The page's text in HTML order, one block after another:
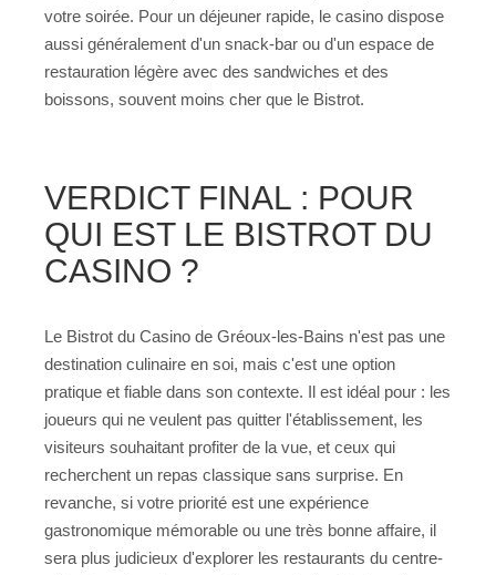
votre soirée. Pour un déjeuner rapide, le casino dispose
aussi généralement d'un snack-bar ou d'un espace de
restauration légère avec des sandwiches et des
boissons, souvent moins cher que le Bistrot.
VERDICT FINAL : POUR
QUI EST LE BISTROT DU
CASINO ?
Le Bistrot du Casino de Gréoux-les-Bains n'est pas une
destination culinaire en soi, mais c'est une option
pratique et fiable dans son contexte. Il est idéal pour : les
joueurs qui ne veulent pas quitter l'établissement, les
visiteurs souhaitant profiter de la vue, et ceux qui
recherchent un repas classique sans surprise. En
revanche, si votre priorité est une expérience
gastronomique mémorable ou une très bonne affaire, il
sera plus judicieux d'explorer les restaurants du centre-